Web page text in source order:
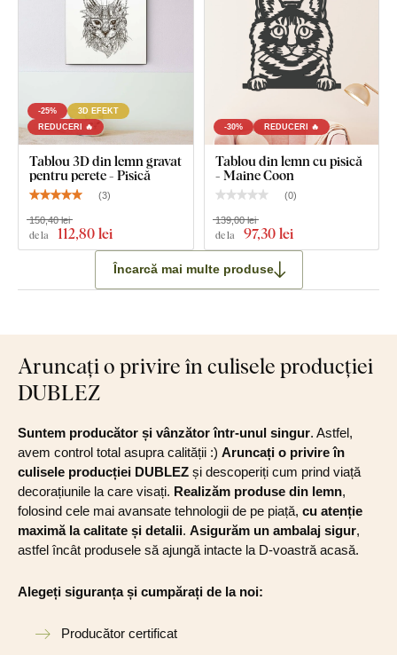
-25%
3D EFEKT
REDUCERI 🔥
Tablou 3D din lemn gravat
pentru perete - Pisică
(3)
de la 112,80 lei
150,40 lei
-30% REDUCERI 🔥
Tablou din lemn cu pisică
- Maine Coon
(0)
de la 97,30 lei
139,00 lei
Încarcă mai multe produse
Aruncați o privire în culisele producției
DUBLEZ
Suntem producător și vânzător într-unul singur. Astfel,
avem control total asupra calității :) Aruncați o privire în
culisele producției DUBLEZ și descoperiți cum prind viață
decorațiunile la care visați. Realizăm produse din lemn,
folosind cele mai avansate tehnologii de pe piață, cu atenție
maximă la calitate și detalii. Asigurăm un ambalaj sigur,
astfel încât produsele să ajungă intacte la D-voastră acasă.
Alegeți siguranța și cumpărați de la noi:
Producător certificat